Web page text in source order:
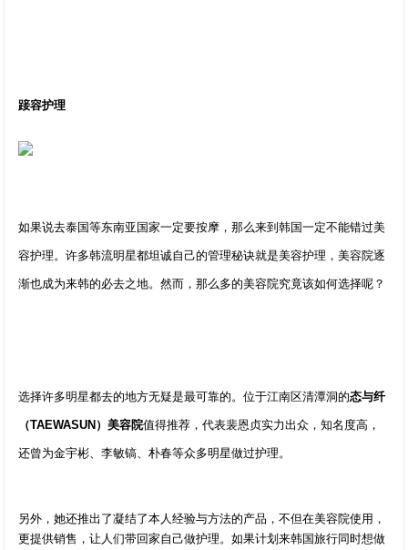
踥容护理
如果说去泰国等东南亚国家一定要按摩，那么来到韩国一定不能错过美
容护理。许多韩流明星都坦诚自己的管理秘诀就是美容护理，美容院逐
渐也成为来韩的必去之地。然而，那么多的美容院究竟该如何选择呢？
选择许多明星都去的地方无疑是最可靠的。位于江南区清潭洞的态与纤
（TAEWASUN）美容院值得推荐，代表裴恩贞实力出众，知名度高，
还曾为金宇彬、李敏镐、朴春等众多明星做过护理。
另外，她还推出了凝结了本人经验与方法的产品，不但在美容院使用，
更提供销售，让人们带回家自己做护理。如果计划来韩国旅行同时想做